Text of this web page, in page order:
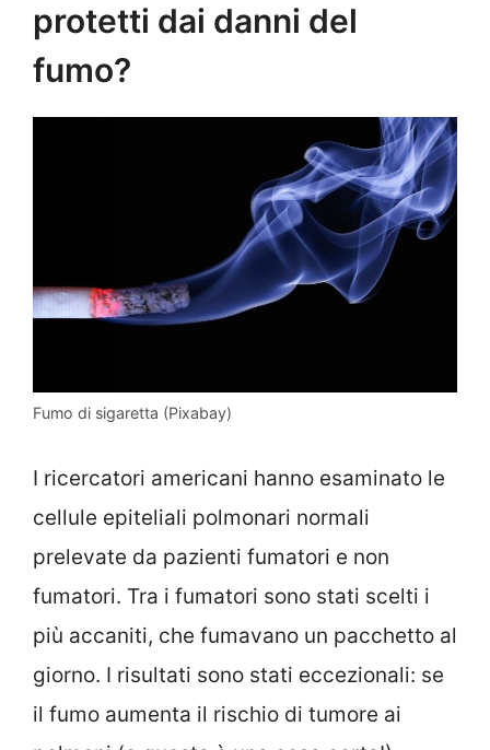
protetti dai danni del
fumo?
Fumo di sigaretta (Pixabay)
I ricercatori americani hanno esaminato le
cellule epiteliali polmonari normali
prelevate da pazienti fumatori e non
fumatori. Tra i fumatori sono stati scelti i
più accaniti, che fumavano un pacchetto al
giorno. I risultati sono stati eccezionali: se
il fumo aumenta il rischio di tumore ai